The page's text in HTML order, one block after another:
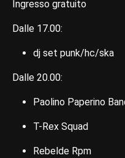
Ingresso gratuito
Dalle 17.00:
dj set punk/hc/ska
Dalle 20.00:
Paolino Paperino
T-Rex Squad
Rebelde Rpm